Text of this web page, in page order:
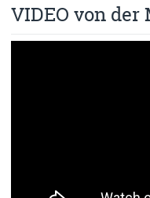
VIDEO von der